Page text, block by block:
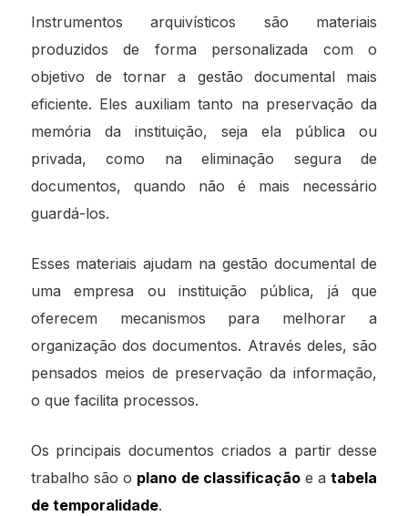
Instrumentos arquivísticos são materiais
produzidos de forma personalizada com o
objetivo de tornar a gestão documental mais
eficiente. Eles auxiliam tanto na preservação da
memória da instituição, seja ela pública ou
privada, como na eliminação segura de
documentos, quando não é mais necessário
guardá-los.
Esses materiais ajudam na gestão documental de
uma empresa ou instituição pública, já que
oferecem mecanismos para melhorar a
organização dos documentos. Através deles, são
pensados meios de preservação da informação,
o que facilita processos.
Os principais documentos criados a partir desse
trabalho são o plano de classificaçãoe atabela
de temporalidade.